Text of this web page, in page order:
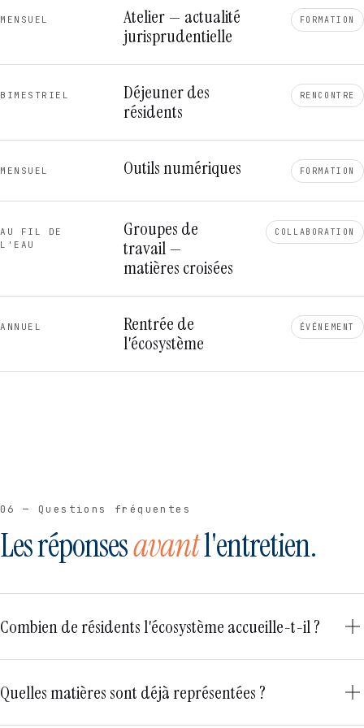
MENSUEL
Atelier — actualité
jurisprudentielle
FORMATION
BIMESTRIEL
Déjeuner des
résidents
RENCONTRE
MENSUEL Outils numériques FORMATION
AU FIL DE
L'EAU
Groupes de
travail —
matières croisées
COLLABORATION
ANNUEL
Rentrée de
l'écosystème
ÉVÉNEMENT
06 — Questions fréquentes
Les réponsesavantl'entretien.
Combien de résidents l'écosystème accueille-t-il ?
postes en flex office. Nous sélectionnons les résidents selon
la complémentarité de leurs matières, non selon un volume à
Quelles matières sont déjà représentées ?